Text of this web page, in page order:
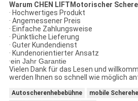
Warum CHEN LIFTMotorischer
· Hochwertiges Produkt
· Angemessener Preis
· Einfache Zahlungsweise
· Pünktliche Lieferung
· Guter Kundendienst
· Kundenorientierter Ansatz
·ein Jahr Garantie
Vielen Dank für das Lesen und
werden Ihnen so schnell wie möglich
Autoscherenhebebühne
mobile